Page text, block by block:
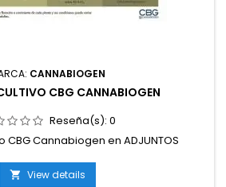
CANNABIOGEN
CBG CANNABIOGEN
Reseña(s): 0
CBG Cannabiogen en ADJUNTOS
 View details